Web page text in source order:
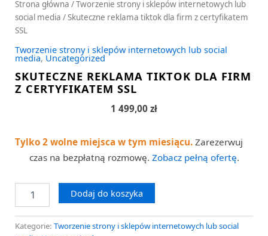
Strona główna /Tworzenie strony i sklepów internetowych lub
social media / Skuteczne reklama tiktok dla firm z certyfikatem
SSL
Tworzenie strony i sklepów internetowych lub social
media, Uncategorized
SKUTECZNE REKLAMA TIKTOK DLA FIRM
Z CERTYFIKATEM SSL
1 499,00 zł
Tylko 2 wolne miejsca w tym miesiącu. Zarezerwuj
czas na bezpłatną rozmowę. Zobacz pełną ofertę.
Dodaj do koszyka
Kategorie: Tworzenie strony i sklepów internetowych lub social